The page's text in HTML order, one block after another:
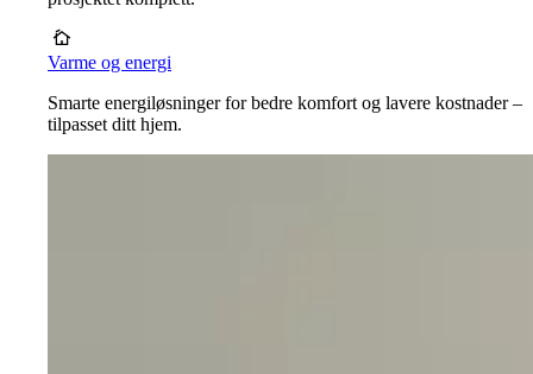
Varme og energi
Smarte energiløsninger for bedre komfort og lavere kostnader –
tilpasset ditt hjem.